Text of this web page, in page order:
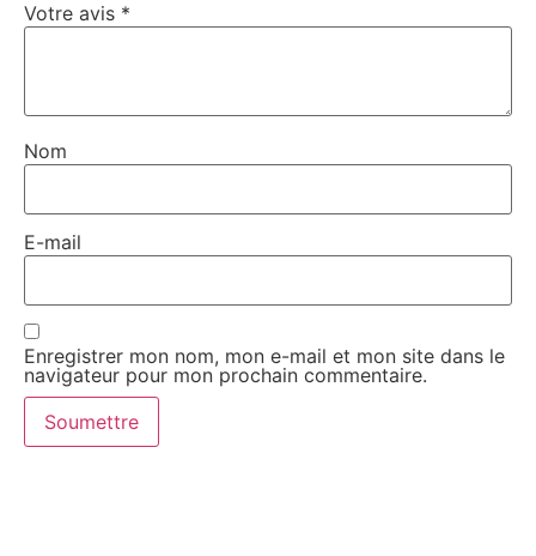
Votre avis *
Nom
E-mail
Enregistrer mon nom, mon e-mail et mon site dans le
navigateur pour mon prochain commentaire.